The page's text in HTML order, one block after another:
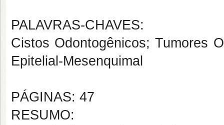
PALAVRAS-CHAVES:
Cistos Odontogênicos; Tumores
Epitelial-Mesenquimal
PÁGINAS: 47
RESUMO: